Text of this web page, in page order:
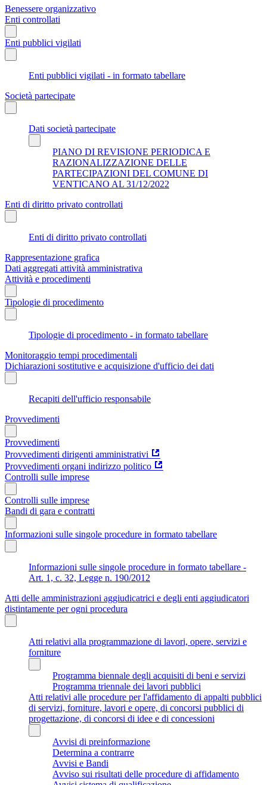
Benessere organizzativo
Enti controllati
Enti pubblici vigilati
Enti pubblici vigilati - in formato tabellare
Società partecipate
Dati società partecipate
PIANO DI REVISIONE PERIODICA E
RAZIONALIZZAZIONE DELLE
PARTECIPAZIONI DEL COMUNE DI
VENTICANO AL 31/12/2022
Enti di diritto privato controllati
Enti di diritto privato controllati
Rappresentazione grafica
Dati aggregati attività amministrativa
Attività e procedimenti
Tipologie di procedimento
Tipologie di procedimento - in formato tabellare
Monitoraggio tempi procedimentali
Dichiarazioni sostitutive e acquisizione d'ufficio dei dati
Recapiti dell'ufficio responsabile
Provvedimenti
Provvedimenti
Provvedimenti dirigenti amministrativi
Provvedimenti organi indirizzo politico
Controlli sulle imprese
Controlli sulle imprese
Bandi di gara e contratti
Informazioni sulle singole procedure in formato tabellare
Informazioni sulle singole procedure in formato tabellare -
Art. 1, c. 32, Legge n. 190/2012
Atti delle amministrazioni aggiudicatrici e degli enti aggiudicatori
distintamente per ogni procedura
Atti relativi alla programmazione di lavori, opere, servizi e
forniture
Programma biennale degli acquisiti di beni e servizi
Programma triennale dei lavori pubblici
Atti relativi alle procedure per l'affidamento di appalti pubblici
di servizi, forniture, lavori e opere, di concorsi pubblici di
progettazione, di concorsi di idee e di concessioni
Avvisi di preinformazione
Determina a contrarre
Avvisi e Bandi
Avviso sui risultati delle procedure di affidamento